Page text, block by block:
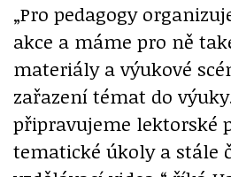
„Pro pedagogy
akce a máme pro ně
materiály a výukové
zařazení témat do
připravujeme lektorské
tematické úkoly a stále